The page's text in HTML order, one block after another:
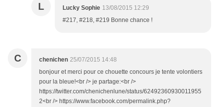
L Lucky Sophie 13/08/2015 12:29
#217, #218, #219 Bonne chance !
C chenichen 25/07/2015 14:48
bonjour et merci pour ce chouette concours je tente volontiers
pour la bleue!<br /> je partage:<br />
https://twitter.com/chenichenlune/status/62492360930011955
2<br /> https://www.facebook.com/permalink.php?